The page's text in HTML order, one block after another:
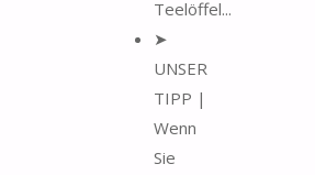
Teelöffel...
➤
UNSER
TIPP |
Wenn
Sie